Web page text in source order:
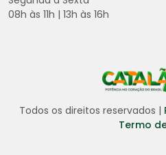
08h às 11h | 13h às 16h
Todos os direitos reservados |
Termo